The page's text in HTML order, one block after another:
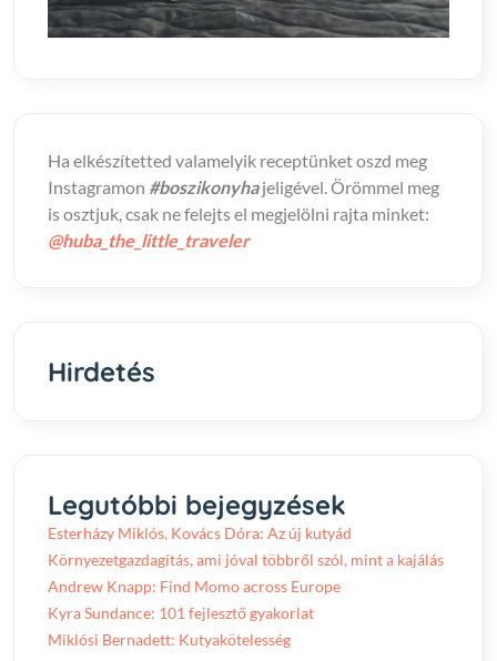
Ha elkészítetted valamelyik receptünket oszd meg
Instagramon #boszikonyhajeligével. Örömmel meg
is osztjuk, csak ne felejts el megjelölni rajta minket:
@huba_the_little_traveler
Hirdetés
Legutóbbi bejegyzések
Esterházy Miklós, Kovács Dóra: Az új kutyád
Környezetgazdagítás, ami jóval többről szól, mint a kajálás
Andrew Knapp: Find Momo across Europe
Kyra Sundance: 101 fejlesztő gyakorlat
Miklósi Bernadett: Kutyakötelesség